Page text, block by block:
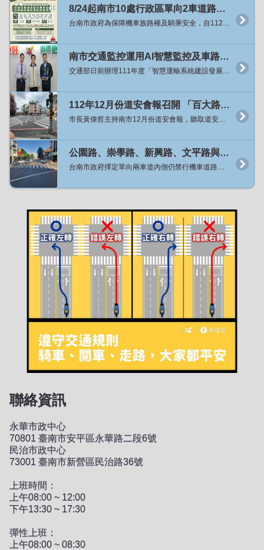
8/24起南市10處行政區單向2車道路段開放機車行駛內側車道及不強制二段式左轉
台南市政府為保障機車族路權及騎乘安全，自112年10月起針對單向2車道路型內側仍禁行機車道路展開專案檢討，迄今已將16條路段原有禁行機慢車標字刨除並移除兩段式左轉牌面，讓機車可以騎乘內側車道並依需求選擇左轉方式，經分析開放路段的交通事故並未明顯增加，且用路人普遍反映良好，為利道路行車管制的一致性及用路人易於辨識，針對目前已開放的10處行政區(原六區加永康區、仁德區、歸仁區與關廟區)內所有單向兩車道路段，自8月24日起將一次性全面開放，同時也保留原機車二段式左轉待轉區。 交通局局長王銘德指出，從去年10月起逐步推動開放單向2車道機車行駛內側車道及取消強制機車二段式左轉的試辦計畫，已實施的16條路段總長32.4公里共計384個路口，因開放路段長度與路口已達一定數量，各種路段型態、路口管制方式、特殊路口等均已有涵蓋，且經過相關成效評估，整體而言單向2車道路型內側車道開放機車騎乘、路口直接左轉並未明顯增加道路行車風險。 局長王銘德表示，市長黃偉哲在道安會報指示該專案檢討如評估無增加交通安全疑慮時應加速、擴大來做開放，交通局檢討已開放的10處行政區目前剩36條道路尚未開放，將自8月24日起全面開放，交通局將提前兩周派工移除36條路段上的強制機車兩段式左轉標誌，並增設相關指示牌面，從24日凌晨開始機車即可行駛上述道路內側車道，並於路口選擇於內側車道直接左轉或於外側車道進行二段式左轉，禁行機慢車標字預計113年底前完成刨除，標字未完全刨除前警察局亦將配合在開放路段不舉發違規行駛禁行機慢車道。 局長王銘德表示，檢討本市其它行政區尚有15區共27條路段仍屬單向2車道路型且內側禁行機車、管制路口應二段式左轉，考量路段分散且交通特性(如整體車流量、運具使用年齡等)與都會區略有差異，將再持續與地方溝通後續推動辦理方式。 交通管制科科長方川和表示，上述10行政區內除市府主管道路外尚有公路局及工業園區權管道路，永康區台20線的中山南、北路公路局新化工務段刻正辦理路面更新及標線重繪，將併入本次36條路段內同步於8月24日起開放，另工業園區道路權管單位原則上同意配合市府政策，惟涉及工程經費等因素無法配合於8月24日同步開放，交通局將再與各路權單位溝通後續推動時程，因此交通局特別提醒用路人行經台南產業園區(科工區)、新吉工業區、永康科技工業園區、安平工業區等4處園區內道路仍應遵循道路上實際交通設施之管制方式來騎乘與左轉彎。 各工業園區權管道路範圍內屬單向2車道路段： 台南產業園區(科工區)：科技五路、工業二路、工業五路、工業六路。 新吉工業區：新吉一路、新吉二路、新吉三路、新吉五路、新吉六路、安新一路、安新二路、安新三路、安新五路、安新六路。 永康科技工業園區：永科環路、永科東路、永科五路。 安平工業區：新平路、新樂路、新信路。
南市交通監控運用AI智慧監控及車路聯網應用系統成果獲肯定 榮獲「智慧運輸系統建設發展計畫」評鑑佳作及2023雲端物聯網創新獎「優良應用獎」雙獎
交通部日前辦理111年度「智慧運輸系統建設發展計畫」評鑑，市府交通局辦理「111年度AI影像辨識之智慧交通管理系統」獲頒評鑑佳作；又台灣雲端物聯網產業協會之2023雲端物聯網創新獎，交通局辦理「臺南市緊急車輛優先號誌計畫」亦獲得「優良應用獎」之肯定。今（2）日在市政會議上由局長王銘德獻雙獎，市長黃偉哲讚揚交通局團隊創新傑出的表現，勉勵交通局持續運用智慧科技管理交通政策，以打造舒適的交通環境。 市長黃偉哲表示，為提供市民出行的便利，降低因道路壅塞帶來的不適，並提升緊急救護的效率，交通局在112年於安定交流道周邊市道178線、大灣交流道周邊小東路與復興路路段施行AI智慧車流辨識及號誌管理策略，完成智慧動態號誌系統建置；並於成大醫院至奇美醫院間路段、安南醫院周邊建置緊急車輛優先號誌，讓救護車優先安全通過路口。交通局積極以創新智慧科技來管理交通問題，期藉由科技方法改善道路壅塞問題，提升道路服務水準，增進救援效率。 交通局局長王銘德表示，為提升本市交通智慧管理效率，交通局導入AI影像辨識技術應用於交通管理，透過設置智慧動態號誌系統，即時判讀壅塞路段與方向，自動調整交通號誌時制，112年度於安定、大灣交流道周邊建置後，平均可節省用路人5%~9%的旅行時間；交通局更建置了國內最大的車輛優先號誌系統，建置了31處緊急車輛優先號誌路口，透過路口及車上設備間感應觸發，讓路口號誌得以變換燈號以利緊急救護車輛通行，平均救護車每趟次旅行時間可減少40秒，有效提升黃金救援時間。 交通局表示，透過「AI影像辨識智慧交通管理系統」之智慧化交通管理策略將可改善壅塞問題，並提升道路使用效率與安全性，113年度將規劃於永康、仁德交流道周邊進行智慧號誌建置計畫，未來也將持續把AI車流辨識和智慧動態號誌推廣到其他適合實施路段，以創造一個智慧、便捷、綠能的宜居城市。
112年12月份道安會報召開 「百大路口安全行動」工程達標 黃市長期勉道安團隊再接再厲
公園路、崇學路、新興路、文平路與安和路試辦內側取消禁行機車與不強制兩段式左轉
台南市政府擇定單向兩車道內側仍禁行機車道路，試辦不強制機車二段左轉績效良好，將再擴大試辦路段，於30日起在公園路、崇學路、新興路、文平路、安和路擴大實施試辦取消內側車道禁行機車、及不強制機車二段左轉，交通局呼籲用路人提高防禦駕駛觀念，確保行車安全。 交通局局長王銘德表示，市長黃偉哲相當重視交通平權相關相關議題，指示應定期追蹤試辦不強制機車二段式左轉成效，如成效良好即應擴大試辦路段與範圍，逐步改善機車合理道路行駛環境。 局長王銘德指出，首先試辦中正路、府前路取消內側車道禁行機車、及不強制機車二段式左轉，依據首月事故數據分析結果，發現交通肇事死傷事故件數計29件，與去年同期40件比較減少27%、與去年每月平均39.1件比較減少25.8%。其中機車涉入的事故件數計28件，與去年同期36件比較減少22%、與去年每月平均35.6件比較減少21.3%。另外肇事原因涉及機車直接左轉的事故件數為2件，肇事原因則都是因為機車在最外側車道直接左轉(俗稱鬼切)。 交通局表示，為擴大蒐集不同行政區試辦數據及兼顧標線調整施工能量，擬分批逐步擴大試辦，其中，日前已將永康區大灣路、富強路一段納入試辦路段，12月30日起將再針對北區、東區、南區、安平區及安南區單向兩車道路段各擇1條。新增試辦路段將包括北區公園路(湯德章公園-公園路1092巷)、東區崇學路(東門路-崇明路)、南區新興路(新興路533巷-新興東路)、安平區文平路(慶平路-健康路)及安南區安和路四、五段(安和路四段538巷-北安路口)，道路總長度達8.2公里共計113處路口，其中號誌化路口數60處、非號誌化路口數53處。試辦措施亦為取消內側車道禁行機車及路口不強制兩段左轉，並同時保留原兩段式左轉待轉區，以供習慣兩段式左轉的駕駛人繼續使用。 試辦期預計自112年12月30日(六)起，交通局將提前3日先派工移除上述路口強制機車兩段式左轉標誌及增設相關指示牌面，該日凌晨起機車即可行駛於上述道路內側車道，並於路口可選擇於內側車道直接左轉或於外側車道進行兩段式左轉。另因陸續刨除路面上超過240組禁行機慢車標字約需2個月工期，故於試辦期開始至路面標字完全刨除前，警察局亦將配合於前述試辦路段不舉發違規行駛禁行機慢車道。 本次試辦路段基本資料如下：北區公園路為標線分隔路型，沿線長度3.2公里共43處路口，其中21處號誌化路口、22處非號誌化路口；東區崇學路為標線分隔路型，沿線長度0.95公里共20處路口，其中8處號誌化路口、12處非號誌化路口；南區新興路為標線分隔路型，沿線長度1.3公里共21處路口，其中9處號誌化路口、12處非號誌化路口；安平區文平路為中央分隔島路型，沿線長度1.6公里共18處路口，其中13處號誌化路口、5處非號誌化路口；安南區安和路四、五段為標線分隔路型，沿線長度1.15公里共11處路口，其中9處號誌化路口、2處非號誌化路口。 另南區新興路在中華西路至新興路533巷間為單向3車道最內側車道禁行機車路型，暫不在這次開放路段範圍內，為了避免銜接路段機車誤駛至最內側禁行機車車道，交通局將研議重新調整車道配置新增附加式左轉專用車道，俟路型調整後再開放機車行駛內側車道及利用左轉車道及左轉時相左轉，以提升機車左轉安全性。車道標線尚未完成調整前，請機車駕駛人注意變換車道勿違規駛入禁行機車車道。 交通局提醒用路人，試辦期間逐步開放路段請汽、機車駕駛人應特別注意用路行為的改變，內側車道汽車切勿有逼車等影響機車駕駛人行車安全之行為；機車則在變換車道前應提早使用方向燈並注意後方來車，選擇要在路口直接左轉的騎士應提前變換到內側車道再左轉，選擇維持兩段式左轉的騎士仍可行駛於外側車道進入待轉區待轉。交通局於試辦期間也將密切監控各路段車流狀況，並持續定期分析試辦路段總事故與機車事故變化、路口左轉事故變化等指標，以作為後續推動之參考依據。市府道安團隊亦將持續加強宣導左轉時安全駕駛行為，俾利駕駛人了解正確用路觀念。
聯絡資訊
永華市政中心
70801 臺南市安平區永華路二段6號
民治市政中心
73001 臺南市新營區民治路36號
上班時間：
上午08:00 ~ 12:00
下午13:30 ~ 17:30
彈性上班：
上午08:00 ~ 08:30